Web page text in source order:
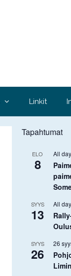
Linkit
Tapahtumat
ELO
8
All day
SYYS
13
All day
SYYS
26
26